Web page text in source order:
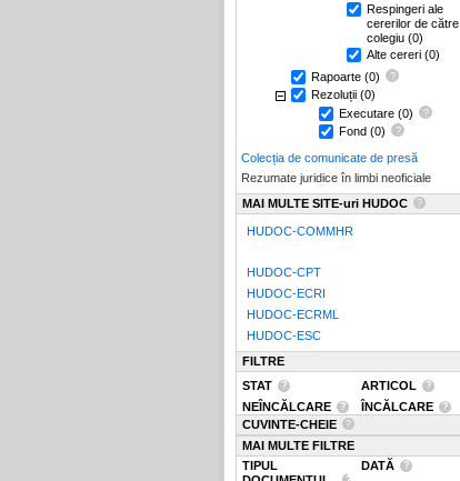
Respingeri ale
cererilor de către
colegiu (0)
Alte cereri (0)
Rapoarte (0)
Rezoluții (0)
Executare (0)
Fond (0)
Colecția de comunicate de presă
Rezumate juridice în limbi neoficiale
MAI MULTE SITE-uri HUDOC
HUDOC-COMMHR
HUDOC-CPT
HUDOC-ECRI
HUDOC-ECRML
HUDOC-ESC
FILTRE
STAT
ARTICOL
NEÎNCĂLCARE
ÎNCĂLCARE
CUVINTE-CHEIE
MAI MULTE FILTRE
TIPUL
DATĂ